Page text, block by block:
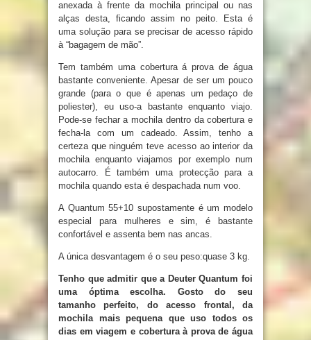
anexada à frente da mochila principal ou nas
alças desta, ficando assim no peito. Esta é
uma solução para se precisar de acesso rápido
à “bagagem de mão”.
Tem também uma cobertura á prova de água
bastante conveniente. Apesar de ser um pouco
grande (para o que é apenas um pedaço de
poliester), eu uso-a bastante enquanto viajo.
Pode-se fechar a mochila dentro da cobertura e
fecha-la com um cadeado. Assim, tenho a
certeza que ninguém teve acesso ao interior da
mochila enquanto viajamos por exemplo num
autocarro. É também uma protecção para a
mochila quando esta é despachada num voo.
A Quantum 55+10 supostamente é um modelo
especial para mulheres e sim, é bastante
confortável e assenta bem nas ancas.
A única desvantagem é o seu peso:quase 3 kg.
Tenho que admitir que a Deuter Quantum foi
uma óptima escolha. Gosto do seu
tamanho perfeito, do acesso frontal, da
mochila mais pequena que uso todos os
dias em viagem e cobertura à prova de água